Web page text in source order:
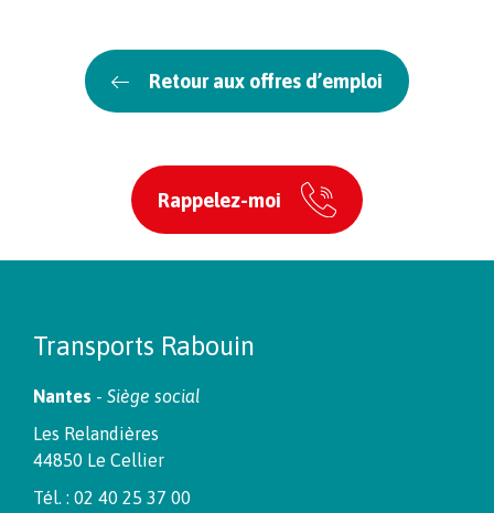
Retour aux offres d’emploi
Rappelez-moi
Transports Rabouin
Nantes - Siège social
Les Relandières
44850 Le Cellier
Tél. : 02 40 25 37 00